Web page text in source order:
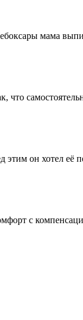
мама
он хотел её
с